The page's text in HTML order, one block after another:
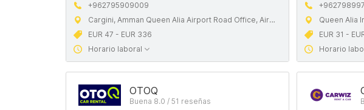
+962795909009
Cargini, Amman Queen Alia Airport Road Office, Airport Rd., Amman 16197
EUR 47 - EUR 336
Horario laboral
Queen Alia
EUR 31 -
Horario
OTOQ
Buena 8.0 / 51 reseñas